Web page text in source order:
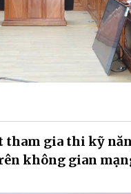
tham gia thi kỹ
không gian